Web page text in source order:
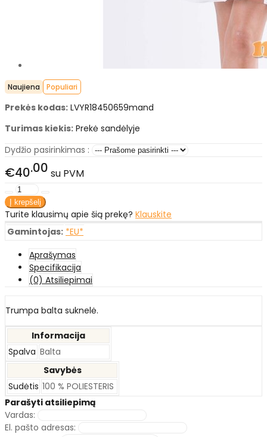
Naujiena Populiari
Prekės kodas: LVYR18450659mand
Turimas kiekis: Prekė sandėlyje
Dydžio pasirinkimas :
€40 00 su PVM
Turite klausimų apie šią prekę? Klauskite
Gamintojas: *EU*
Aprašymas
Specifikacija
(0) Atsiliepimai
Trumpa balta suknelė.
Informacija
Spalva Balta
Savybės
Sudėtis 100 % POLIESTERIS
Parašyti atsiliepimą
Vardas:
El. pašto adresas: